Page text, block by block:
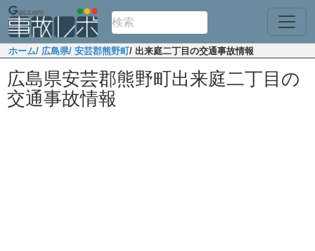
ホーム/ 広島県/ 安芸郡熊野町/ 出来庭二丁目の交通事故情報
広島県安芸郡熊野町出来庭二丁目の
交通事故情報